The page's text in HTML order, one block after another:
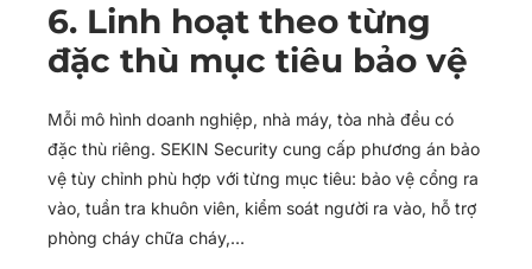
6. Linh hoạt theo từng
đặc thù mục tiêu bảo vệ
Mỗi mô hình doanh nghiệp, nhà máy, tòa nhà đều có
đặc thù riêng. SEKIN Security cung cấp phương án bảo
vệ tùy chỉnh phù hợp với từng mục tiêu: bảo vệ cổng ra
vào, tuần tra khuôn viên, kiểm soát người ra vào, hỗ trợ
phòng cháy chữa cháy,…